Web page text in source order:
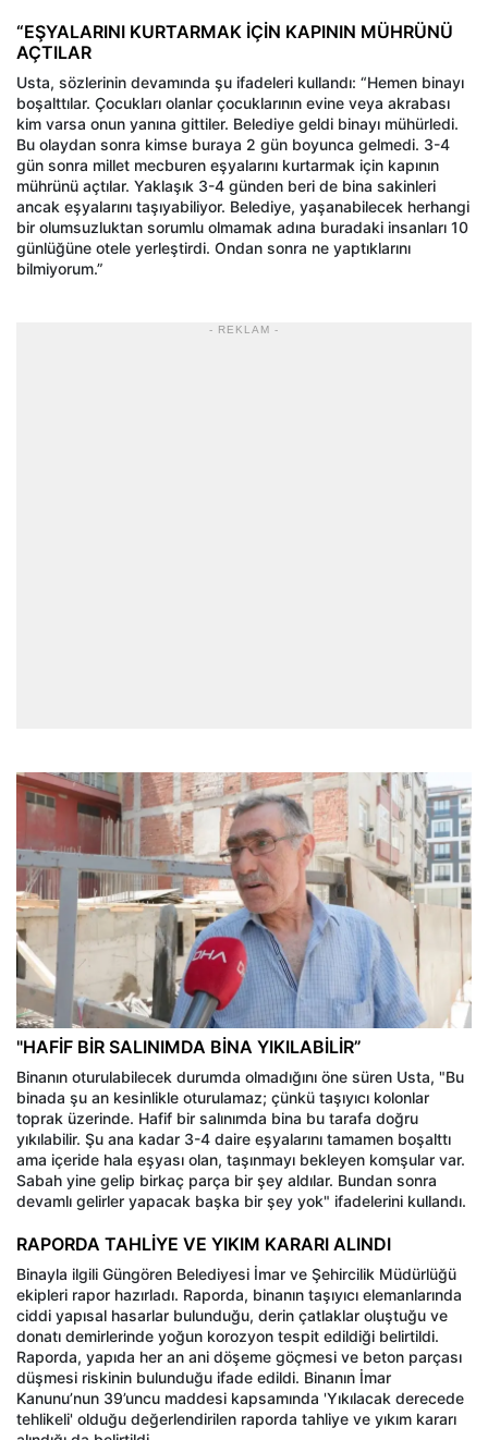
“EŞYALARINI KURTARMAK İÇİN KAPININ MÜHRÜNÜ
AÇTILAR
Usta, sözlerinin devamında şu ifadeleri kullandı: “Hemen binayı
boşalttılar. Çocukları olanlar çocuklarının evine veya akrabası
kim varsa onun yanına gittiler. Belediye geldi binayı mühürledi.
Bu olaydan sonra kimse buraya 2 gün boyunca gelmedi. 3-4
gün sonra millet mecburen eşyalarını kurtarmak için kapının
mührünü açtılar. Yaklaşık 3-4 günden beri de bina sakinleri
ancak eşyalarını taşıyabiliyor. Belediye, yaşanabilecek herhangi
bir olumsuzluktan sorumlu olmamak adına buradaki insanları 10
günlüğüne otele yerleştirdi. Ondan sonra ne yaptıklarını
bilmiyorum.”
- REKLAM -
"HAFİF BİR SALINIMDA BİNA YIKILABİLİR”
Binanın oturulabilecek durumda olmadığını öne süren Usta, "Bu
binada şu an kesinlikle oturulamaz; çünkü taşıyıcı kolonlar
toprak üzerinde. Hafif bir salınımda bina bu tarafa doğru
yıkılabilir. Şu ana kadar 3-4 daire eşyalarını tamamen boşalttı
ama içeride hala eşyası olan, taşınmayı bekleyen komşular var.
Sabah yine gelip birkaç parça bir şey aldılar. Bundan sonra
devamlı gelirler yapacak başka bir şey yok" ifadelerini kullandı.
RAPORDA TAHLİYE VE YIKIM KARARI ALINDI
Binayla ilgili Güngören Belediyesi İmar ve Şehircilik Müdürlüğü
ekipleri rapor hazırladı. Raporda, binanın taşıyıcı elemanlarında
ciddi yapısal hasarlar bulunduğu, derin çatlaklar oluştuğu ve
donatı demirlerinde yoğun korozyon tespit edildiği belirtildi.
Raporda, yapıda her an ani döşeme göçmesi ve beton parçası
düşmesi riskinin bulunduğu ifade edildi. Binanın İmar
Kanunu’nun 39’uncu maddesi kapsamında 'Yıkılacak derecede
tehlikeli' olduğu değerlendirilen raporda tahliye ve yıkım kararı